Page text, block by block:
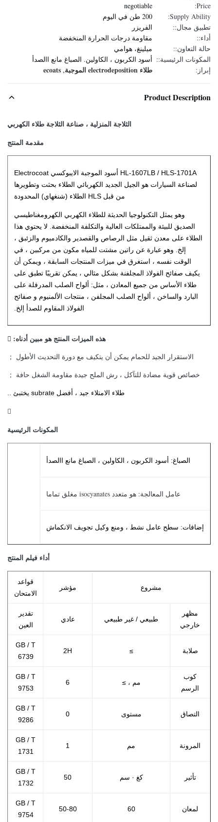
Price:
negotiable
Supply Ability:
200 طن في اليوم
تطبيق مجال::
الفريزر
أداء::
مقاومة درجات الحرارة المنخفضة
حالة التعاون::
ميلينغ، هوامي
المكونات الرئيسية:: أسود الكربون ، الكاولين. الصباغ مانع االصدأ
إبراز:
طلاء electrodeposition الموجبة ,
ecoats
Product Description
الثلاجة المنزلية ، صناعة الثلاجة طلاء الكهربي
مقدمة المنتج
HL-1607LB / HLS-1701A أسود الموجبة الايبوكسي Electrocoat
لصناعة السيارات هو الجيل الجديد الكهربائي الطلاء بحثت وتطويرها
من قبل HLS الطلاء (شنغهاي) المحدودة
وهو يمثل التكنولوجيا الحديثة للطلاء الكهربي الكهرومغناطيسي
الصديق للبيئة والممتلكات العالية والتكلفة المنخفضة.
لا يحتوي هذا
الطلاء على معدن ثقيل مثل الرصاص والقصدير والكادميوم والزئبق ،
إلخ. وهو عبارة عن راتين مشتت للمياه مكون من مركبين ، في
الوقت نفسه ، استغرق في ميزات المنتجات السابقة ، ويمكن أن
يكيف صفائح الفولاذ المجلفنة بشكل مثالي ، يمكن تقريبًا تطبق على
طلاء الأساس من جميع المعادن ، مثل: ألواح الصلب المدرفلة على
البارد والساخن ، ألواح الصلب المجلفن ، منتجات الألمنيوم و صفائح
الفولاذ المقاوم للصدأ إلخ.
هذه الميزات المنتج هو مبين أدناه: 
الاستقرار الجيد للحمام يمكن أن يتكيف مع دورة التحديث الأطول ；
خصائص قوية مضادة للتآكل ، رش الملح جيدة مقاومة الشغل حافة ；
طلاء الامتلاء جيد ، أفضل subrate يختبئ ..

المكونات الرئيسية
الصباغ: أسود الكربون ، الكاولين ، الصباغ مانع االصدأ
عامل المعالجة: هو متعدد isocyanates مغلق تماما
إضافات: سطح عامل نشط ، ومنع وكيل تجويف الانكماش
أداء فيلم المنتج
مشروع مؤشر
قواعد
الامتحان
مظهر
خارجي
طبيعي / غير طبيعي عادي
تقدير
العين
صلابة ≥
2H
GB / T
6739
كوب
الرسم
مم ، ≥ 6
GB / T
9753
التصاق مستوى 0
GB / T
9286
المرونة مم 1
GB / T
1731
تأثير كغ · سم 50
GB / T
1732
لمعان 60
50-80
GB / T
9754